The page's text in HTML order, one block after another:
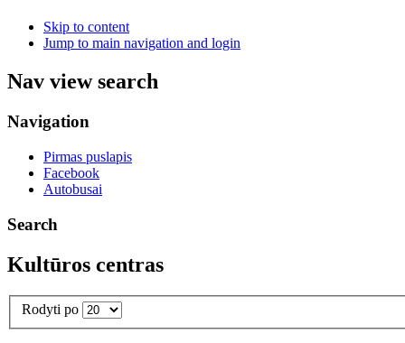
Skip to content
Jump to main navigation and login
Nav view search
Navigation
Pirmas puslapis
Facebook
Autobusai
Search
Kultūros centras
Rodyti po